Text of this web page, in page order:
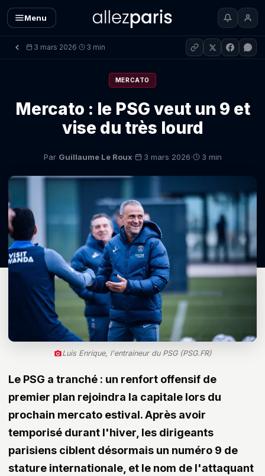
Menu
3 mars 2026· 3 min
MERCATO
Mercato : le PSG veut un 9 et
vise du très lourd
Par Guillaume Le Roux· 3 mars 2026· 3 min
Luis Enrique, l'entraineur du PSG (PSG.FR)
Le PSG a tranché : un renfort offensif de
premier plan rejoindra la capitale lors du
prochain mercato estival. Après avoir
temporisé durant l'hiver, les dirigeants
parisiens ciblent désormais un numéro 9 de
stature internationale, et le nom de l'attaquant